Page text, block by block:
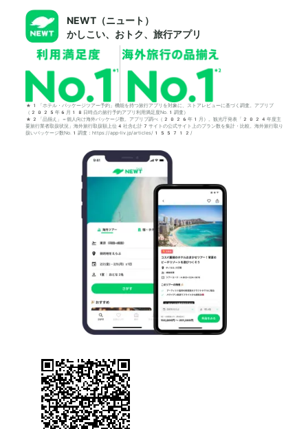
NEWT（ニュート）
かしこい、おトク、旅行アプリ
*1「ホテル・パッケージツアー予約」機能を持つ旅行アプリを対象に、ストアレビューに基づく調査。アプリブ
（2025年6月18日時点の旅行予約アプリ利用満足度No.1調査）
*2「品揃え」＝個人向け海外パッケージ数。アプリブ調べ（2026年1月）。観光庁発表「2024年度主
要旅行業者取扱状況」海外旅行取扱額上位4社含む計7サイトの公式サイト上のプラン数を集計・比較。海外旅行取り
扱いパッケージ数No.1調査：https://app-liv.jp/articles/155712/